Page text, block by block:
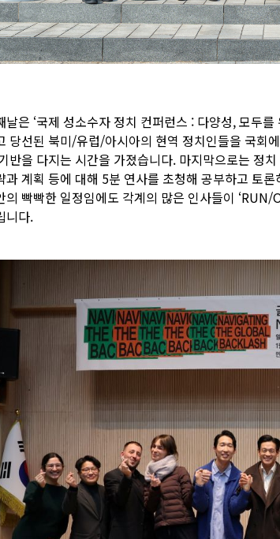
날은 ‘국제 성소수자 정치 컨퍼런스 : 다양성, 모두
당선된 북미/유럽/아시아의 현역 정치인들을 국회
반을 다지는 시간을 가졌습니다. 마지막으로는 정
과 계획 등에 대해 5분 연사를 초청해 공부하고 토
의 빡빡한 일정임에도 각계의 많은 인사들이
니다.